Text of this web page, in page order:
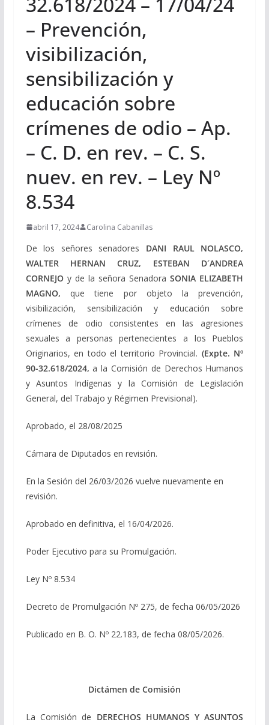
– Prevención,
visibilización,
sensibilización y
educación sobre
crímenes de odio – Ap.
– C. D. en rev. – C. S.
nuev. en rev. – Ley Nº
8.534
abril 17, 2024 Carolina Cabanillas
De los señores senadores DANI RAUL NOLASCO,
WALTER HERNAN CRUZ, ESTEBAN D´ANDREA
CORNEJOy de la señora SenadoraSONIA ELIZABETH
MAGNO, que tiene por objeto la prevención,
visibilización, sensibilización y educación sobre
crímenes de odio consistentes en las agresiones
sexuales a personas pertenecientes a los Pueblos
Originarios, en todo el territorio Provincial. (Expte. Nº
90-32.618/2024,a la Comisión de Derechos Humanos
y Asuntos Indígenas y la Comisión de Legislación
General, del Trabajo y Régimen Previsional).
Aprobado, el 28/08/2025
Cámara de Diputados en revisión.
En la Sesión del 26/03/2026 vuelve nuevamente en
revisión.
Aprobado en definitiva, el 16/04/2026.
Poder Ejecutivo para su Promulgación.
Ley Nº 8.534
Decreto de Promulgación Nº 275, de fecha 06/05/2026
Publicado en B. O. Nº 22.183, de fecha 08/05/2026.
Dictámen de Comisión
La Comisión de DERECHOS HUMANOS Y ASUNTOS